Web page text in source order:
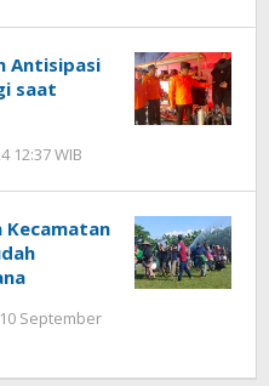
Antisipasi
saat
12:37 WIB
Kecamatan
10 September